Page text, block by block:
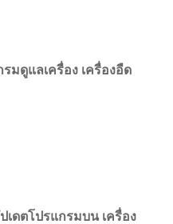
รมดูแลเครื่อง เครื่องอืด
เดตโปรแกรมบน เครื่อง